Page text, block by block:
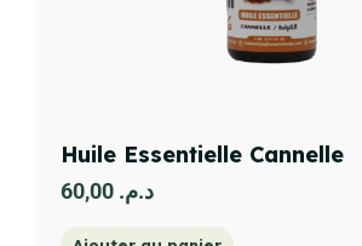
Huile Essentielle Cannelle
د.م.